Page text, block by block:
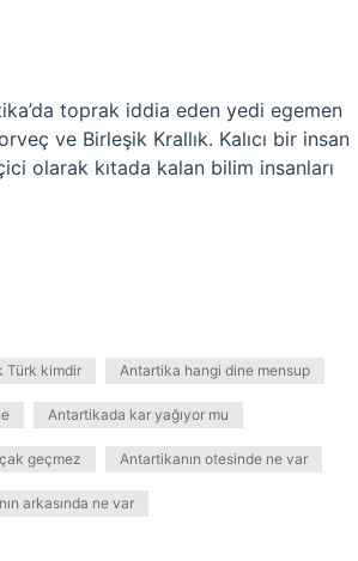
toprak iddia eden yedi egemen
ve Birleşik Krallık. Kalıcı bir insan
olarak kıtada kalan bilim insanları
Türk kimdir Antartika hangi dine mensup
Antartikada kar yağıyor mu
geçmez Antartikanın otesinde ne var
arkasında ne var